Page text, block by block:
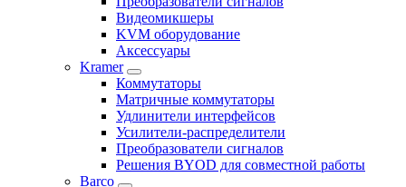
Видеомикшеры
KVM оборудование
Аксессуары
Kramer
Коммутаторы
Матричные коммутаторы
Удлинители интерфейсов
Усилители-распределители
Преобразователи сигналов
Решения BYOD для совместной работы
Barco